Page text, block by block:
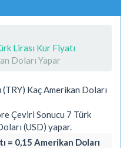
Lirası Kur Fiyatı
Doları Yapar
Kaç Amerikan Doları
Çeviri Sonucu 7 Türk
(USD) yapar.
= 0,15 Amerikan Doları